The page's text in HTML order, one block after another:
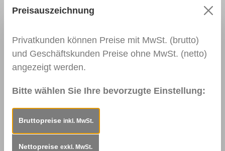
0111
Nussbaum
0166 Wenge
0164
Nussbaum
0112
0163
Braun
0157
Mooreiche
Preisauszeichnung
Privatkunden können Preise mit MwSt. (brutto)
und Geschäftskunden Preise ohne MwSt. (netto)
angezeigt werden.
Bitte wählen Sie Ihre bevorzugte Einstellung:
Bruttopreise inkl. MwSt.
Nettopreise exkl. MwSt.